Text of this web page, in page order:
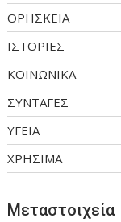
ΘΡΗΣΚΕΙΑ
ΙΣΤΟΡΙΕΣ
ΚΟΙΝΩΝΙΚΑ
ΣΥΝΤΑΓΕΣ
ΥΓΕΙΑ
ΧΡΗΣΙΜΑ
Μεταστοιχεία